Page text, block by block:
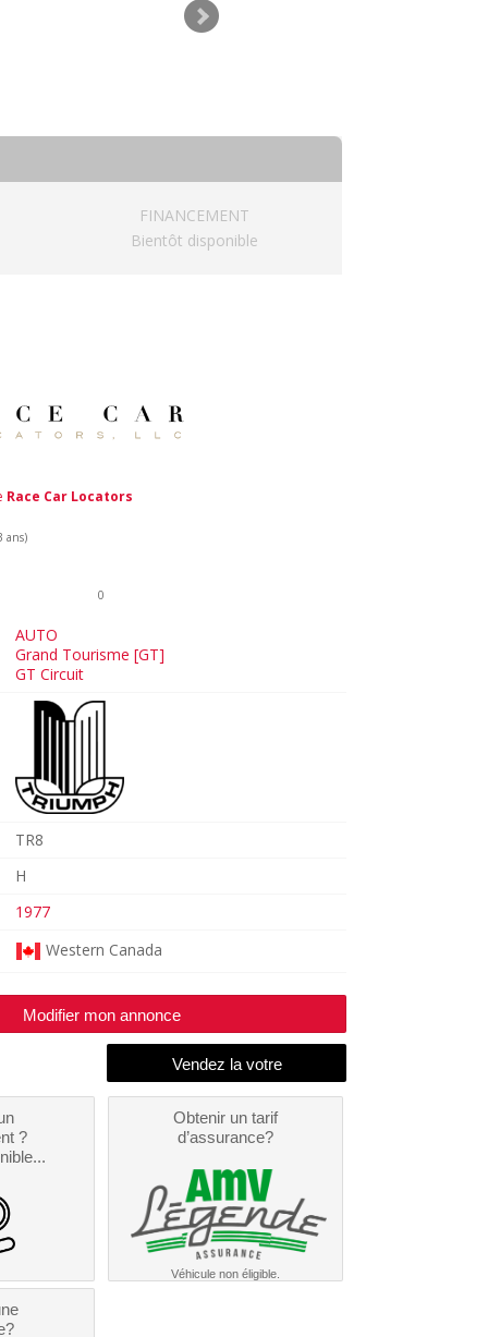
FINANCEMENT
Bientôt disponible
Race Car Locators
ans)
0
AUTO
Grand Tourisme [GT]
GT Circuit
TR8
H
1977
Western Canada
Modifier mon annonce
?
Obtenir un tarif
d’assurance?
Véhicule non éligible.